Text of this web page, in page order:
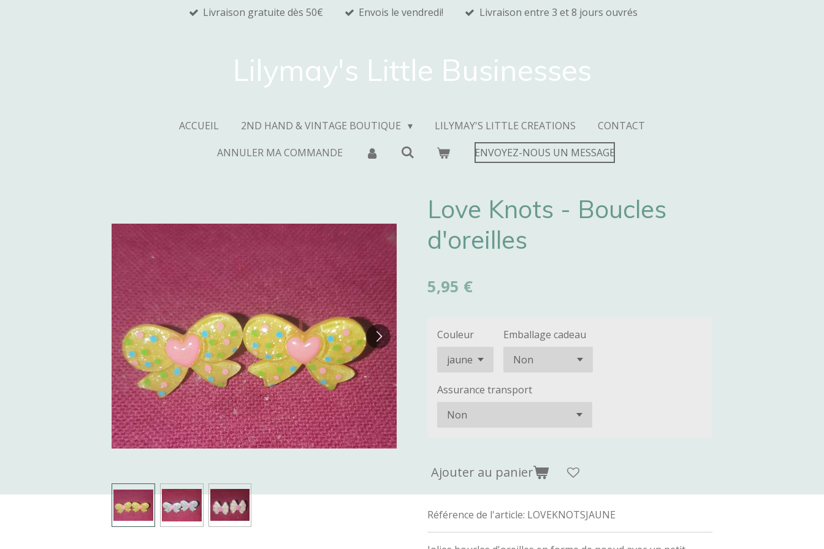
Livraison gratuite dès 50€ Envois le vendredi! Livraison entre 3 et 8 jours ouvrés
Lilymay's Little Businesses
ACCUEIL 2ND HAND & VINTAGE BOUTIQUE LILYMAY'S LITTLE CREATIONS
CONTACT
ANNULER MA COMMANDE
ENVOYEZ-NOUS UN MESSAGE
Love Knots - Boucles
d'oreilles
5,95 €
Couleur Emballage cadeau
Assurance transport
Ajouter au panier
Référence de l'article: LOVEKNOTSJAUNE